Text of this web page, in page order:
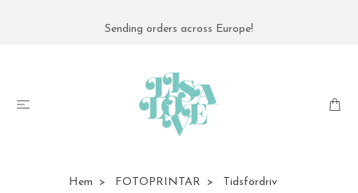
Sending orders across Europe!
Hem FOTOPRINTAR Tidsfördriv